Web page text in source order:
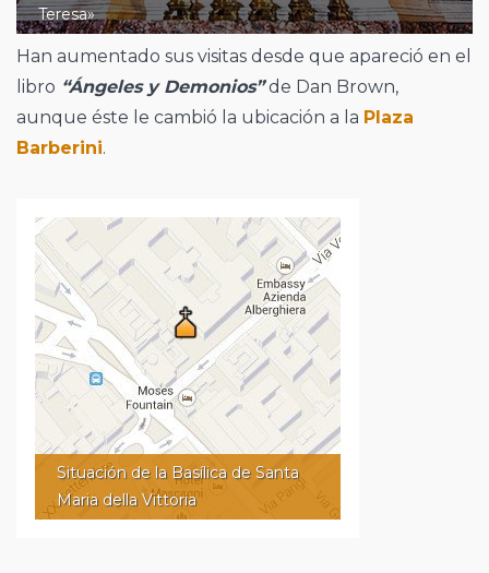
Teresa»
Han aumentado sus visitas desde que apareció en el
libro “Ángeles y Demonios”de Dan Brown,
aunque éste le cambió la ubicación a la Plaza
Barberini.
Situación de la Basílica de Santa
Maria della Vittoria